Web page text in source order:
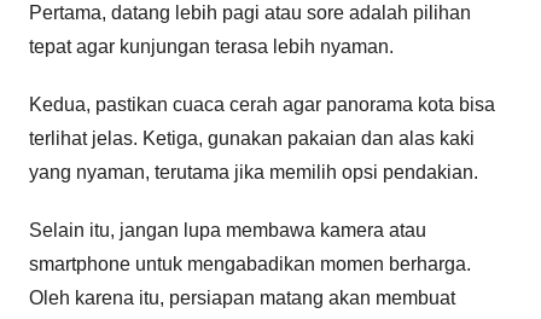
Pertama, datang lebih pagi atau sore adalah pilihan
tepat agar kunjungan terasa lebih nyaman.
Kedua, pastikan cuaca cerah agar panorama kota bisa
terlihat jelas. Ketiga, gunakan pakaian dan alas kaki
yang nyaman, terutama jika memilih opsi pendakian.
Selain itu, jangan lupa membawa kamera atau
smartphone untuk mengabadikan momen berharga.
Oleh karena itu, persiapan matang akan membuat